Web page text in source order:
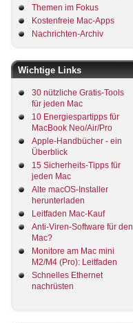
Themen im Fokus
Kostenfreie Mac-Apps
Nachrichten-Archiv
Wichtige Links
30 nützliche Gratis-Tools
für jeden Mac
10 Energiespartipps für
MacBook Neo/Air/Pro
Apple-Handbücher - ein
Überblick
15 Sicherheits-Tipps für
jeden Mac
Alte macOS-Installer
herunterladen
Leitfaden Mac-Kauf
Anti-Viren-Software für den
Mac?
Monitore am Mac mini
M2/M4 (Pro): Leitfaden
Schnelles Ethernet
nachrüsten